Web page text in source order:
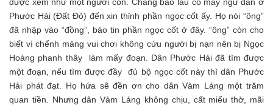
Phước Hải (Đất Đỏ) đến xin thỉnh phần ngọc cốt ấy. Họ nói “ông”
đã nhập vào “đồng”, báo tin phần ngọc cốt ở đây. “ông” còn cho
biết vì chểnh mảng vui chơi không cứu người bị nạn nên bị Ngọc
Hoàng phanh thây làm mấy đoạn. Dân Phước Hải đã tìm được
một đoạn, nếu tìm được đầy đủ bộ ngọc cốt này thì dân Phước
Hải phát đạt. Họ hứa sẽ đền ơn cho dân Vàm Láng một trăm
quan tiền. Nhưng dân Vàm Láng không chịu, cất miếu thờ, mãi